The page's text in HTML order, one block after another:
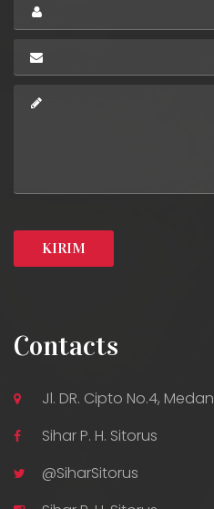
Contacts
Jl. DR. Cipto No.4, Medan
Sihar P. H. Sitorus
@SiharSitorus